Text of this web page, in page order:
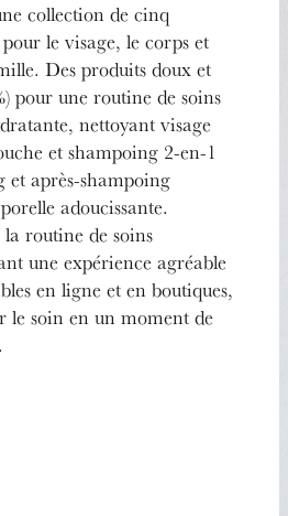
collection de cinq
le visage, le corps et
Des produits doux et
pour une routine de soins
nettoyant visage
et shampoing 2-en-1
après-shampoing
adoucissante.
routine de soins
une expérience agréable
en ligne et en boutiques,
le soin en un moment de